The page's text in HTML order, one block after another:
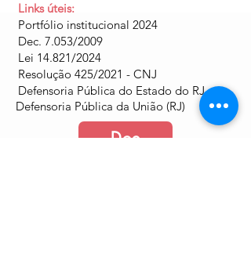
Links úteis:
Portfólio institucional 2024
Dec. 7.053/2009
Lei 14.821/2024
Resolução 425/2021 - CNJ
Defensoria Pública do Estado do RJ
Defensoria Pública da União (RJ)
Doe